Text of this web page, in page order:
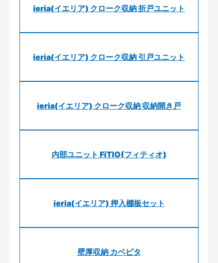
ieria(イエリア) クローク収納 折戸ユニット
ieria(イエリア) クローク収納 引戸ユニット
ieria(イエリア) クローク収納 収納開き戸
内部ユニット FiTIO(フィティオ)
ieria(イエリア) 押入棚板セット
壁厚収納 カベピタ